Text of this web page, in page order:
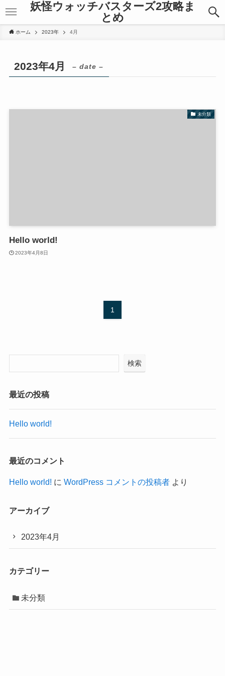
妖怪ウォッチバスターズ2攻略ま
とめ
ホーム 2023年 4月
2023年4月 – date –
未分類
Hello world!
2023年4月8日
1
検索
最近の投稿
Hello world!
最近のコメント
Hello world! に WordPress コメントの投稿者より
アーカイブ
2023年4月
カテゴリー
未分類